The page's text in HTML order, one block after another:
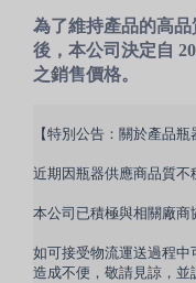
為了維持產品的高
後，本公司決定自
之銷售價格。
【特別公告：關於產品瓶
近期因瓶器供應商品質
本公司已積極與相關廠
如可接受物流運送過程中
造成不便，敬請見諒，並